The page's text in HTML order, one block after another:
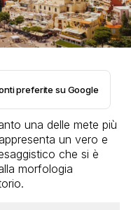
preferite su Google
una delle mete più
un vero e
che si è
morfologia